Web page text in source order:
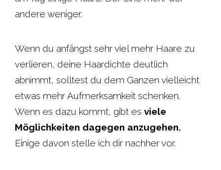
andere weniger.
Wenn du anfängst sehr viel mehr Haare zu
verlieren, deine Haardichte deutlich
abnimmt, solltest du dem Ganzen vielleicht
etwas mehr Aufmerksamkeit schenken.
Wenn es dazu kommt, gibt es viele
Möglichkeiten dagegen anzugehen.
Einige davon stelle ich dir nachher vor.